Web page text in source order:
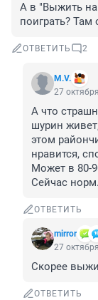
А в "Выжить на
поиграть?
ОТВЕТИТЬ 2
M.V.
27
А что
шурин
этом
нравится,
Может в 80-
Сейчас норм.
ОТВЕТИТЬ
mirror
27
Скорее
ОТВЕТИТЬ